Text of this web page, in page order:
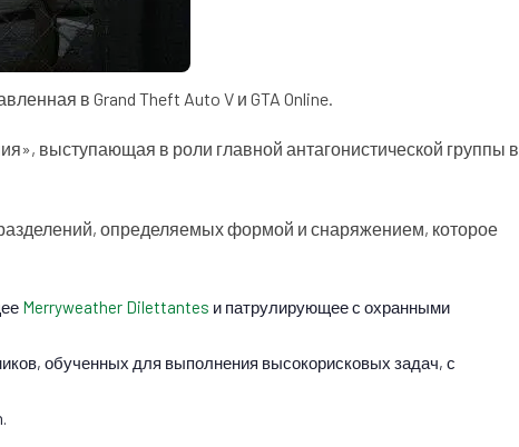
в Grand Theft Auto V и GTA Online.
выступающая в роли главной антагонистической группы в
определяемых формой и снаряжением, которое
Merryweather Dilettantes и патрулирующее с охранными
обученных для выполнения высокорисковых задач, с